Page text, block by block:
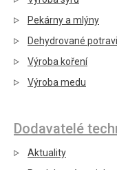
Pekárny a mlýny
Dehydrované
Výroba koření
Výroba medu
Dodavatelé
Aktuality